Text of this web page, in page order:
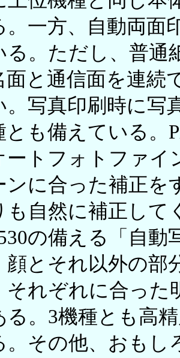
。一方、自動両面
る。ただし、普通
面と通信面を連続
。写真印刷時に写
とも備えている。
ートフォトファ
ンに合った補正を
も自然に補正して
の備える「自動
顔とそれ以外の部
それぞれに合った
る。3機種とも高
。その他、おもし